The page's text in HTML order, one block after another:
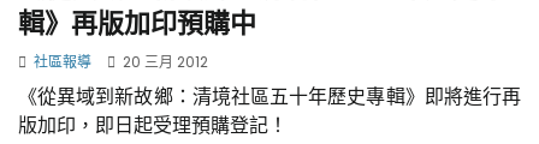
輯》再版加印預購中
社區報導 20 三月 2012
《從異域到新故鄉：清境社區五十年歷史專輯》即將進行再
版加印，即日起受理預購登記！